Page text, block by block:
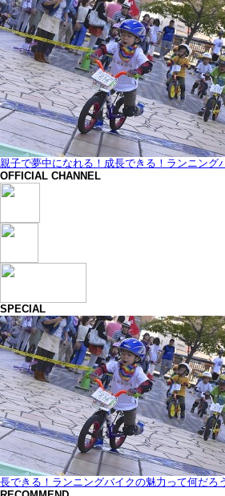
親子で夢中になれる！成長できる！ランニング
OFFICIAL CHANNEL
SPECIAL
長できる！ランニングバイクの魅力って何だろ